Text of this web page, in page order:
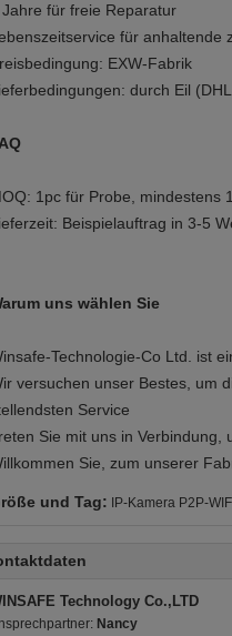
Jahre für freie Reparatur
für anhaltende
EXW-Fabrik
durch Eil
1pc für Probe, mindestens
Beispielauftrag in 3-5
uns wählen Sie
Technologie-Co Ltd. ist
versuchen unser Bestes, um
Service
Sie mit uns in Verbindung,
Sie, zum unserer
und Tag: IP-Kamera P2P-WIFI
Technology Co.,LTD
Nancy